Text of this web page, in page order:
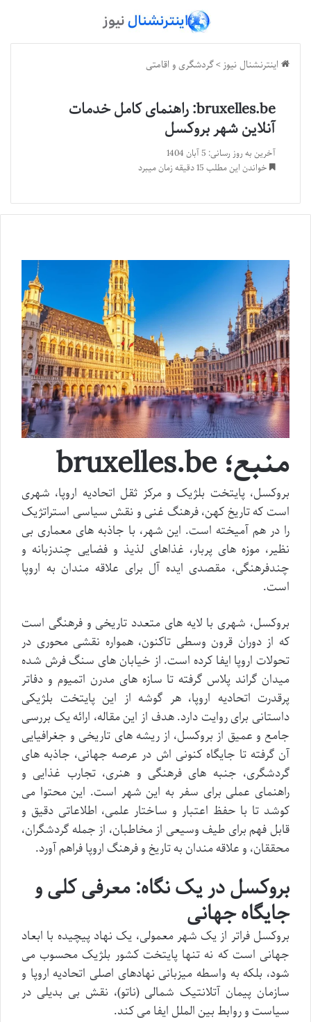
اینترنشنال نیوز>گردشگری و اقامتی
bruxelles.be: راهنمای کامل خدمات
آنلاین شهر بروکسل
آخرین به روز رسانی: 5 آبان 1404
خواندن این مطلب 15 دقیقه زمان میبرد
منبع؛ bruxelles.be
بروکسل، پایتخت بلژیک و مرکز ثقل اتحادیه اروپا، شهری
است که تاریخ کهن، فرهنگ غنی و نقش سیاسی استراتژیک
را در هم آمیخته است. این شهر، با جاذبه های معماری بی
نظیر، موزه های پربار، غذاهای لذیذ و فضایی چندزبانه و
چندفرهنگی، مقصدی ایده آل برای علاقه مندان به اروپا
است.
بروکسل، شهری با لایه های متعدد تاریخی و فرهنگی است
که از دوران قرون وسطی تاکنون، همواره نقشی محوری در
تحولات اروپا ایفا کرده است. از خیابان های سنگ فرش شده
میدان گراند پلاس گرفته تا سازه های مدرن اتمیوم و دفاتر
پرقدرت اتحادیه اروپا، هر گوشه از این پایتخت بلژیکی
داستانی برای روایت دارد. هدف از این مقاله، ارائه یک بررسی
جامع و عمیق از بروکسل، از ریشه های تاریخی و جغرافیایی
آن گرفته تا جایگاه کنونی اش در عرصه جهانی، جاذبه های
گردشگری، جنبه های فرهنگی و هنری، تجارب غذایی و
راهنمای عملی برای سفر به این شهر است. این محتوا می
کوشد تا با حفظ اعتبار و ساختار علمی، اطلاعاتی دقیق و
قابل فهم برای طیف وسیعی از مخاطبان، از جمله گردشگران،
محققان، و علاقه مندان به تاریخ و فرهنگ اروپا فراهم آورد.
بروکسل در یک نگاه: معرفی کلی و
جایگاه جهانی
بروکسل فراتر از یک شهر معمولی، یک نهاد پیچیده با ابعاد
جهانی است که نه تنها پایتخت کشور بلژیک محسوب می
شود، بلکه به واسطه میزبانی نهادهای اصلی اتحادیه اروپا و
سازمان پیمان آتلانتیک شمالی (ناتو)، نقش بی بدیلی در
سیاست و روابط بین الملل ایفا می کند.